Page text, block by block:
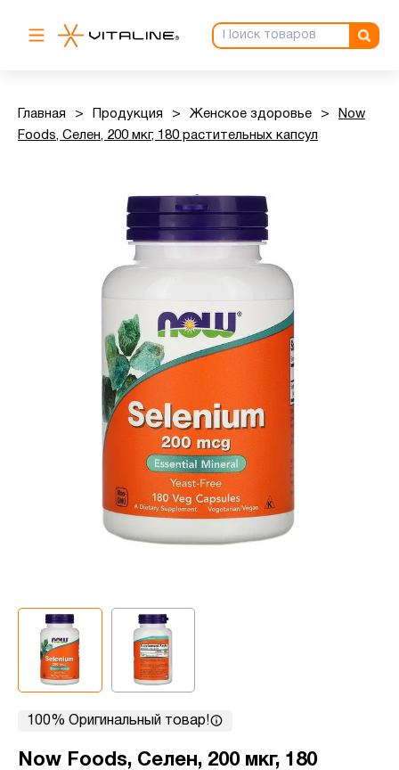
Главная > Продукция > Женское здоровье >
Now
Foods, Селен, 200 мкг, 180 растительных капсул
100% Оригинальный товар!
Now Foods, Селен, 200 мкг, 180